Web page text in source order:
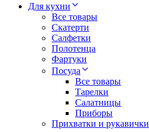
Для кухни
Все товары
Скатерти
Салфетки
Полотенца
Фартуки
Посуда
Все товары
Тарелки
Салатницы
Приборы
Прихватки и рукавички